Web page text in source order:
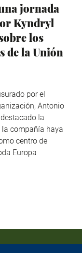
jornada
Kyndryl
los
de la Unión
por el
Antonio
la
compañía haya
centro de
Europa